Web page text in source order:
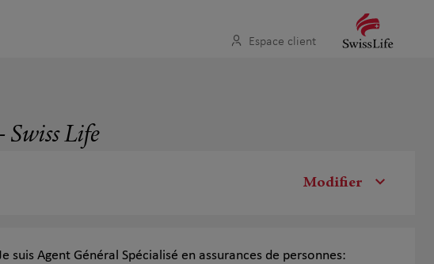
Espace client
Swiss Life
Modifier
suis Agent Général Spécialisé en assurances de personnes: